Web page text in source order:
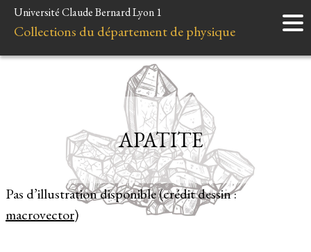
Accueil
Instruments
Liens et ressources
Université Claude Bernard Lyon 1
Collections du département de physique
Pas d’illustration disponible (crédit dessin :
macrovector)
APATITE